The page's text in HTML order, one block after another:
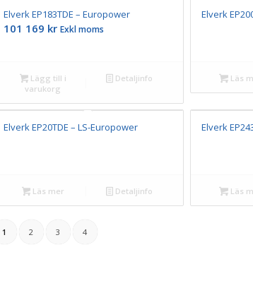
Elverk EP183TDE – Europower
101 169 kr Exkl moms
Lägg till i
varukorg
Detaljinfo
Elverk
Läs
Elverk EP20TDE – LS-Europower
Läs mer Detaljinfo
Elverk
Läs
1 2 3 4